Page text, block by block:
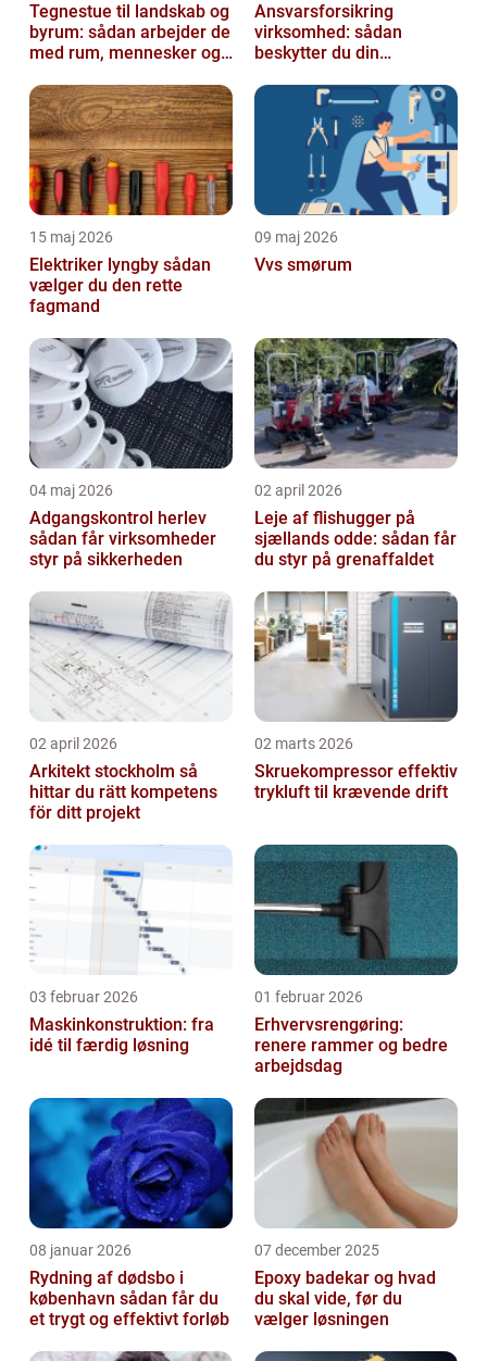
Tegnestue til landskab og
byrum: sådan arbejder de
med rum, mennesker og
Ansvarsforsikring
virksomhed: sådan
beskytter du din
15 maj 2026
Elektriker lyngby sådan
vælger du den rette
fagmand
09 maj 2026
Vvs smørum
04 maj 2026
Adgangskontrol herlev
sådan får virksomheder
styr på sikkerheden
02 april 2026
Leje af flishugger på
sjællands odde: sådan får
du styr på grenaffaldet
02 april 2026
Arkitekt stockholm så
hittar du rätt kompetens
för ditt projekt
02 marts 2026
Skruekompressor effektiv
trykluft til krævende drift
03 februar 2026
Maskinkonstruktion: fra
idé til færdig løsning
01 februar 2026
Erhvervsrengøring:
renere rammer og bedre
arbejdsdag
08 januar 2026
Rydning af dødsbo i
københavn sådan får du
et trygt og effektivt forløb
07 december 2025
Epoxy badekar og hvad
du skal vide, før du
vælger løsningen